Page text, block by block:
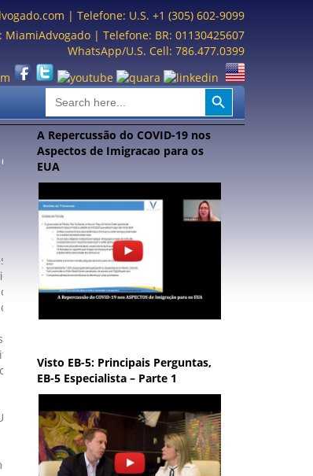
| Telefone: U.S. +1 (305) 602-9099
MiamiAdvogado | Telefone: BR: 01130425607
WhatsApp/U.S. Cell: 786.477.0399
Search
for:
Search Button
A Repercussão do COVID-19 nos
Aspectos de Imigracao para os
EUA
Visto EB-5: Principais Perguntas,
EB-5 Especialista – Parte 1